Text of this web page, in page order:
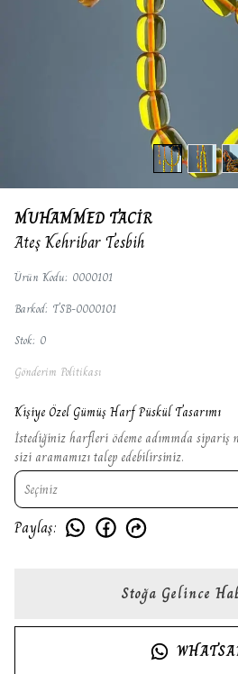
MUHAMMED TACİR
Ateş Kehribar Tesbih
Ürün Kodu: 0000101
Barkod: TSB-0000101
Stok: 0
Gönderim Politikası
Kişiye Özel Gümüş Harf Püskül Tasarımı
İstediğiniz harfleri ödeme adımında
sizi aramamızı talep edebilirsiniz.
Seçiniz
Paylaş:
Stoğa Gelince